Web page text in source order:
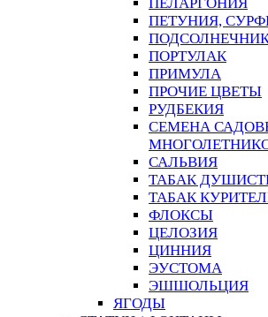
ПЕТУНИЯ,
ПОРТУЛАК
ПРИМУЛА
ПРОЧИЕ ЦВЕТЫ
РУДБЕКИЯ
СЕМЕНА
САЛЬВИЯ
ТАБАК
ТАБАК
ФЛОКСЫ
ЦЕЛОЗИЯ
ЦИННИЯ
ЭУСТОМА
ЭШШОЛЬЦИЯ
ЯГОДЫ